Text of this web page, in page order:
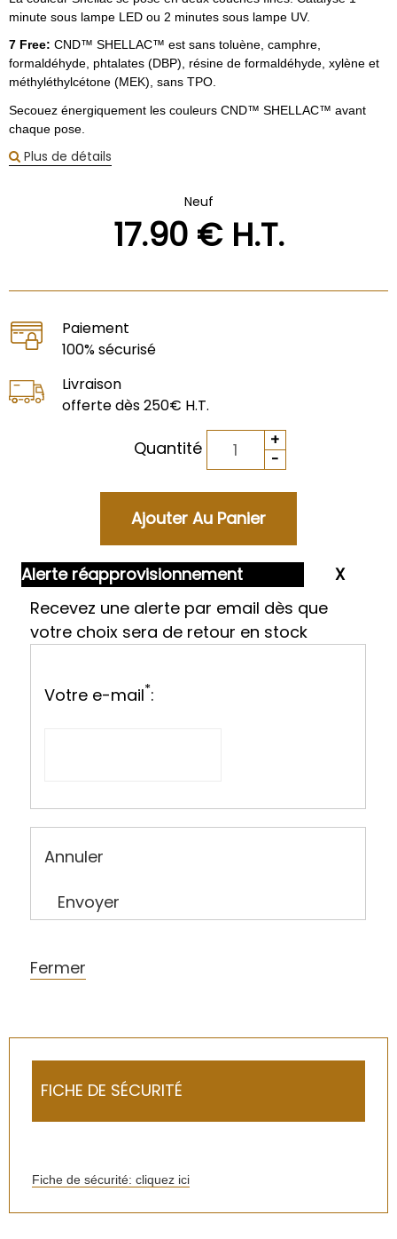
minute sous lampe LED ou 2 minutes sous lampe UV.
7 Free: CND™ SHELLAC™ est sans toluène, camphre,
formaldéhyde, phtalates (DBP), résine de formaldéhyde, xylène et
méthyléthylcétone (MEK), sans TPO.
Secouez énergiquement les couleurs CND™ SHELLAC™ avant
chaque pose.
Plus de détails
Neuf
17.90€ H.T.
Paiement
100% sécurisé
Livraison
offerte dès 250€ H.T.
Quantité
Alerte réapprovisionnement
Recevez une alerte par email dès que
votre choix sera de retour en stock
Votre e-mail*:
Annuler
Envoyer
Fermer
FICHE DE SÉCURITÉ
Fiche de sécurité: cliquez ici